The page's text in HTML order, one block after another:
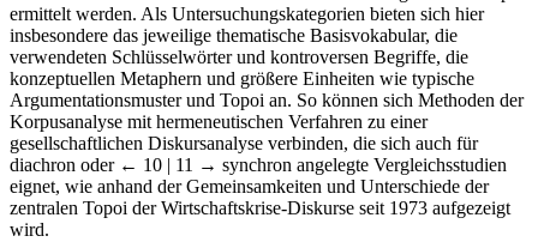
ermittelt werden. Als Untersuchungskategorien bieten sich hier
insbesondere das jeweilige thematische Basisvokabular, die
verwendeten Schlüsselwörter und kontroversen Begriffe, die
konzeptuellen Metaphern und größere Einheiten wie typische
Argumentationsmuster und Topoi an. So können sich Methoden der
Korpusanalyse mit hermeneutischen Verfahren zu einer
gesellschaftlichen Diskursanalyse verbinden, die sich auch für
diachron oder ← 10 | 11 → synchron angelegte Vergleichsstudien
eignet, wie anhand der Gemeinsamkeiten und Unterschiede der
zentralen Topoi der Wirtschaftskrise-Diskurse seit 1973 aufgezeigt
wird.